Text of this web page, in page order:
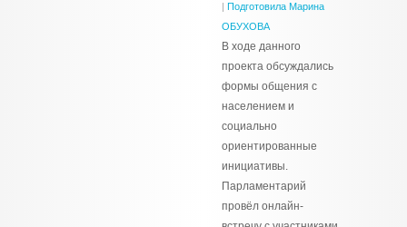
| Подготовила Марина
ОБУХОВА
В ходе данного
проекта обсуждались
формы общения с
населением и
социально
ориентированные
инициативы.
Парламентарий
провёл онлайн-